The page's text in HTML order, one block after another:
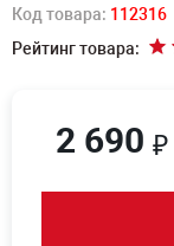
Код товара: 112316
Рейтинг товара:
2 690 ₽